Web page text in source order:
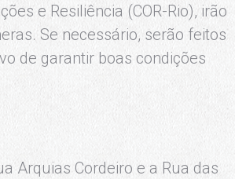
e Resiliência (COR-Rio), irão
Se necessário, serão feitos
de garantir boas condições
Arquias Cordeiro e a Rua das